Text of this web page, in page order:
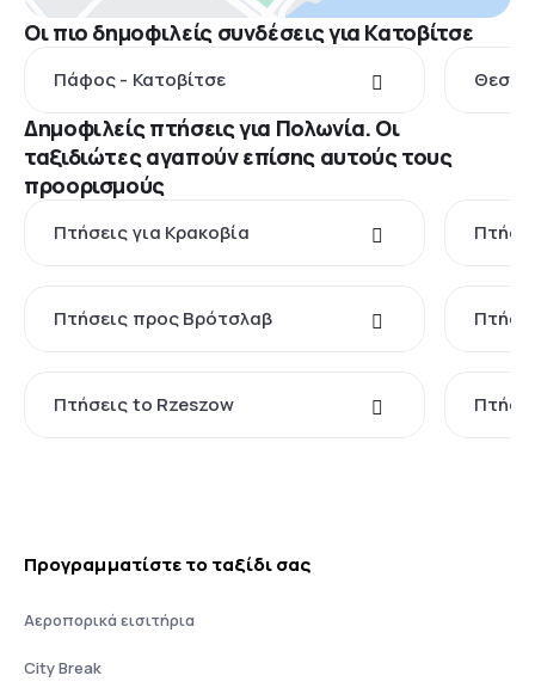
Οι πιο δημοφιλείς συνδέσεις για Κατοβίτσε
Πάφος - Κατοβίτσε
Δημοφιλείς πτήσεις για Πολωνία. Οι
ταξιδιώτες αγαπούν επίσης αυτούς τους
προορισμούς
Πτήσεις για Κρακοβία
Πτήσεις προς Βρότσλαβ
Πτήσεις to Rzeszow
Προγραμματίστε το ταξίδι σας
Αεροπορικά εισιτήρια
City Break